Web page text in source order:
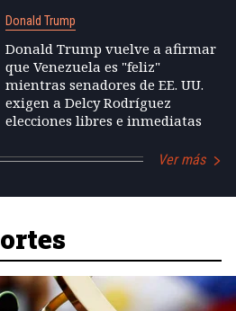
Donald Trump
Donald Trump vuelve a afirmar
que Venezuela es "feliz"
mientras senadores de EE. UU.
exigen a Delcy Rodríguez
elecciones libres e inmediatas
Ver más